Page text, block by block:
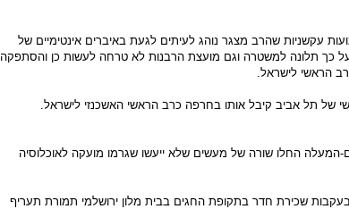
עקשניות שהרב מצגר נוהג לעיתים לגעת באיברים אינטימיים של
כך תלונה למשטרה וגם מועצת הרבנות לא טרחה לעשות כן והסתפקה,
הראשי לישראל.
תל אביב קיבל אותו בחרפה כרב הראשי האשכנזי לישראל.
המעלה החלו שורה של מעשים שלא ייעשו שגרמו מועקה לאוכלוסיה
באזהרה בעקבות שכירת חדר בתקופת החגים בבית מלון ירושלמי תמורת תעריף